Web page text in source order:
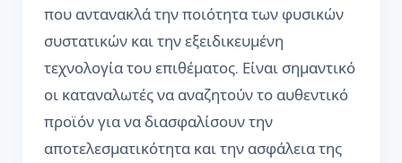
που αντανακλά την ποιότητα των φυσικών
συστατικών και την εξειδικευμένη
τεχνολογία του επιθέματος. Είναι σημαντικό
οι καταναλωτές να αναζητούν το αυθεντικό
προϊόν για να διασφαλίσουν την
αποτελεσματικότητα και την ασφάλεια της